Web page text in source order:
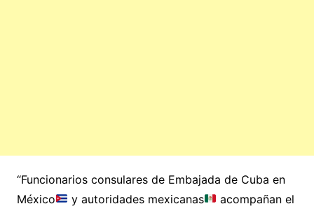
“Funcionarios consulares de Embajada de Cuba en
México
y autoridades mexicanas
acompañan el